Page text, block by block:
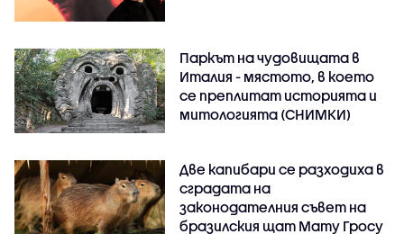
Паркът на чудовищата в
Италия - мястото, в което
се преплитат историята и
митологията (СНИМКИ)
Две капибари се разходиха в
сградата на
законодателния съвет на
бразилския щат Мату Гросу